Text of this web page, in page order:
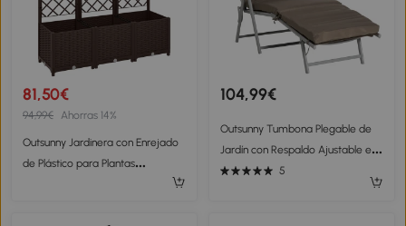
81,50€
94,99€ Ahorras 14%
Outsunny Jardinera con Enrejado
de Plástico para Plantas
Trepadoras con Drenaje y Amplio
104,99€
Outsunny Tumbona Plegable de
Jardín con Respaldo Ajustable en
7 Posiciones Cojín Cuerpo Entero
5